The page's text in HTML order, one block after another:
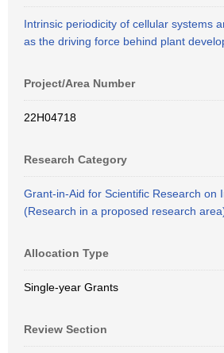
Intrinsic periodicity of cellular systems
as the driving force behind plant
Project/Area Number
22H04718
Research Category
Grant-in-Aid for Scientific Research on
(Research in a proposed research
Allocation Type
Single-year Grants
Review Section